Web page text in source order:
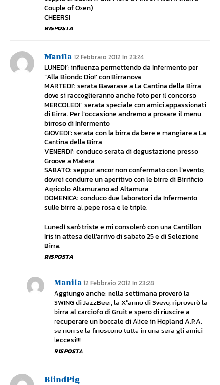
Couple of Oxen)
CHEERS!
RISPOSTA
Manila 12 Febbraio 2012 In 23:24
LUNEDI’: influenza permettendo da Infermento per
“Alla Biondo Dio!’ con Birranova
MARTEDI’: serata Bavarase a La Cantina della Birra
dove si raccoglieranno anche foto per il concorso
MERCOLEDI’: serata speciale con amici appassionati
di Birra. Per l’occasione andremo a provare il menu
birroso di Infermento
GIOVEDI’: serata con la birra da bere e mangiare a La
Cantina della Birra
VENERDI’: conduco serata di degustazione presso
Groove a Matera
SABATO: seppur ancor non confermato con l’evento,
dovrei condurre un aperitivo con le birre di Birrificio
Agricolo Altamurano ad Altamura
DOMENICA: conduco due laboratori da Infermento
sulle birre al pepe rosa e le triple.
Lunedì sarò triste e mi consolerò con una Cantillon
Iris in attesa dell’arrivo di sabato 25 e di Selezione
Birra.
RISPOSTA
Manila 12 Febbraio 2012 In 23:28
Aggiungo anche: nella settimana proverò la
SWING di JazzBeer, la X°anno di Svevo, riproverò la
birra al carciofo di Gruit e spero di riuscire a
recuperare un boccale di Alice in Hopland A.P.A.
se non se la finoscono tutta in una sera gli amici
leccesi!!!
RISPOSTA
BlindPig